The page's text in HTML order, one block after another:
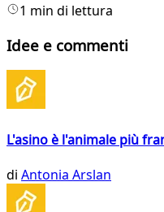
1 min di lettura
Idee e commenti
L'asino è l'animale più
di Antonia Arslan